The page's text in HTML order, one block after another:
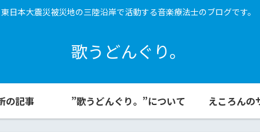
東日本大震災被災地の三陸沿岸で活動する音楽療法士のブログです。
歌うどんぐり。
の記事 ”歌うどんぐり。”について えころんの